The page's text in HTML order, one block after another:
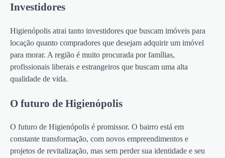
Investidores
Higienópolis atrai tanto investidores que buscam imóveis para
locação quanto compradores que desejam adquirir um imóvel
para morar. A região é muito procurada por famílias,
profissionais liberais e estrangeiros que buscam uma alta
qualidade de vida.
O futuro de Higienópolis
O futuro de Higienópolis é promissor. O bairro está em
constante transformação, com novos empreendimentos e
projetos de revitalização, mas sem perder sua identidade e seu